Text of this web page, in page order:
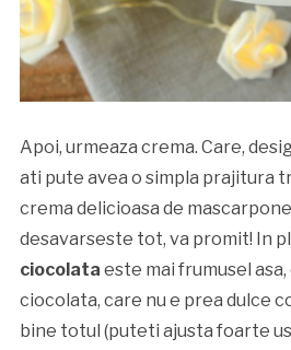
Apoi, urmeaza crema. Care,
ati pute avea o simpla prajitura
crema delicioasa de
desavarseste tot, va promit! In
ciocolata este mai frumusel
ciocolata, care nu e prea dulce
bine totul (puteti ajusta foarte